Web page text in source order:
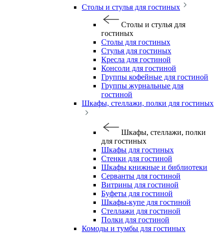
Столы и стулья для гостиных
Столы и стулья для
гостиных
Столы для гостиных
Стулья для гостиных
Кресла для гостиной
Консоли для гостиной
Группы кофейные для гостиной
Группы журнальные для
гостиной
Шкафы, стеллажи, полки для гостиных
Шкафы, стеллажи, полки
для гостиных
Шкафы для гостиных
Стенки для гостиной
Шкафы книжные и библиотеки
Серванты для гостиной
Витрины для гостиной
Буфеты для гостиной
Шкафы-купе для гостиной
Стеллажи для гостиной
Полки для гостиной
Комоды и тумбы для гостиных